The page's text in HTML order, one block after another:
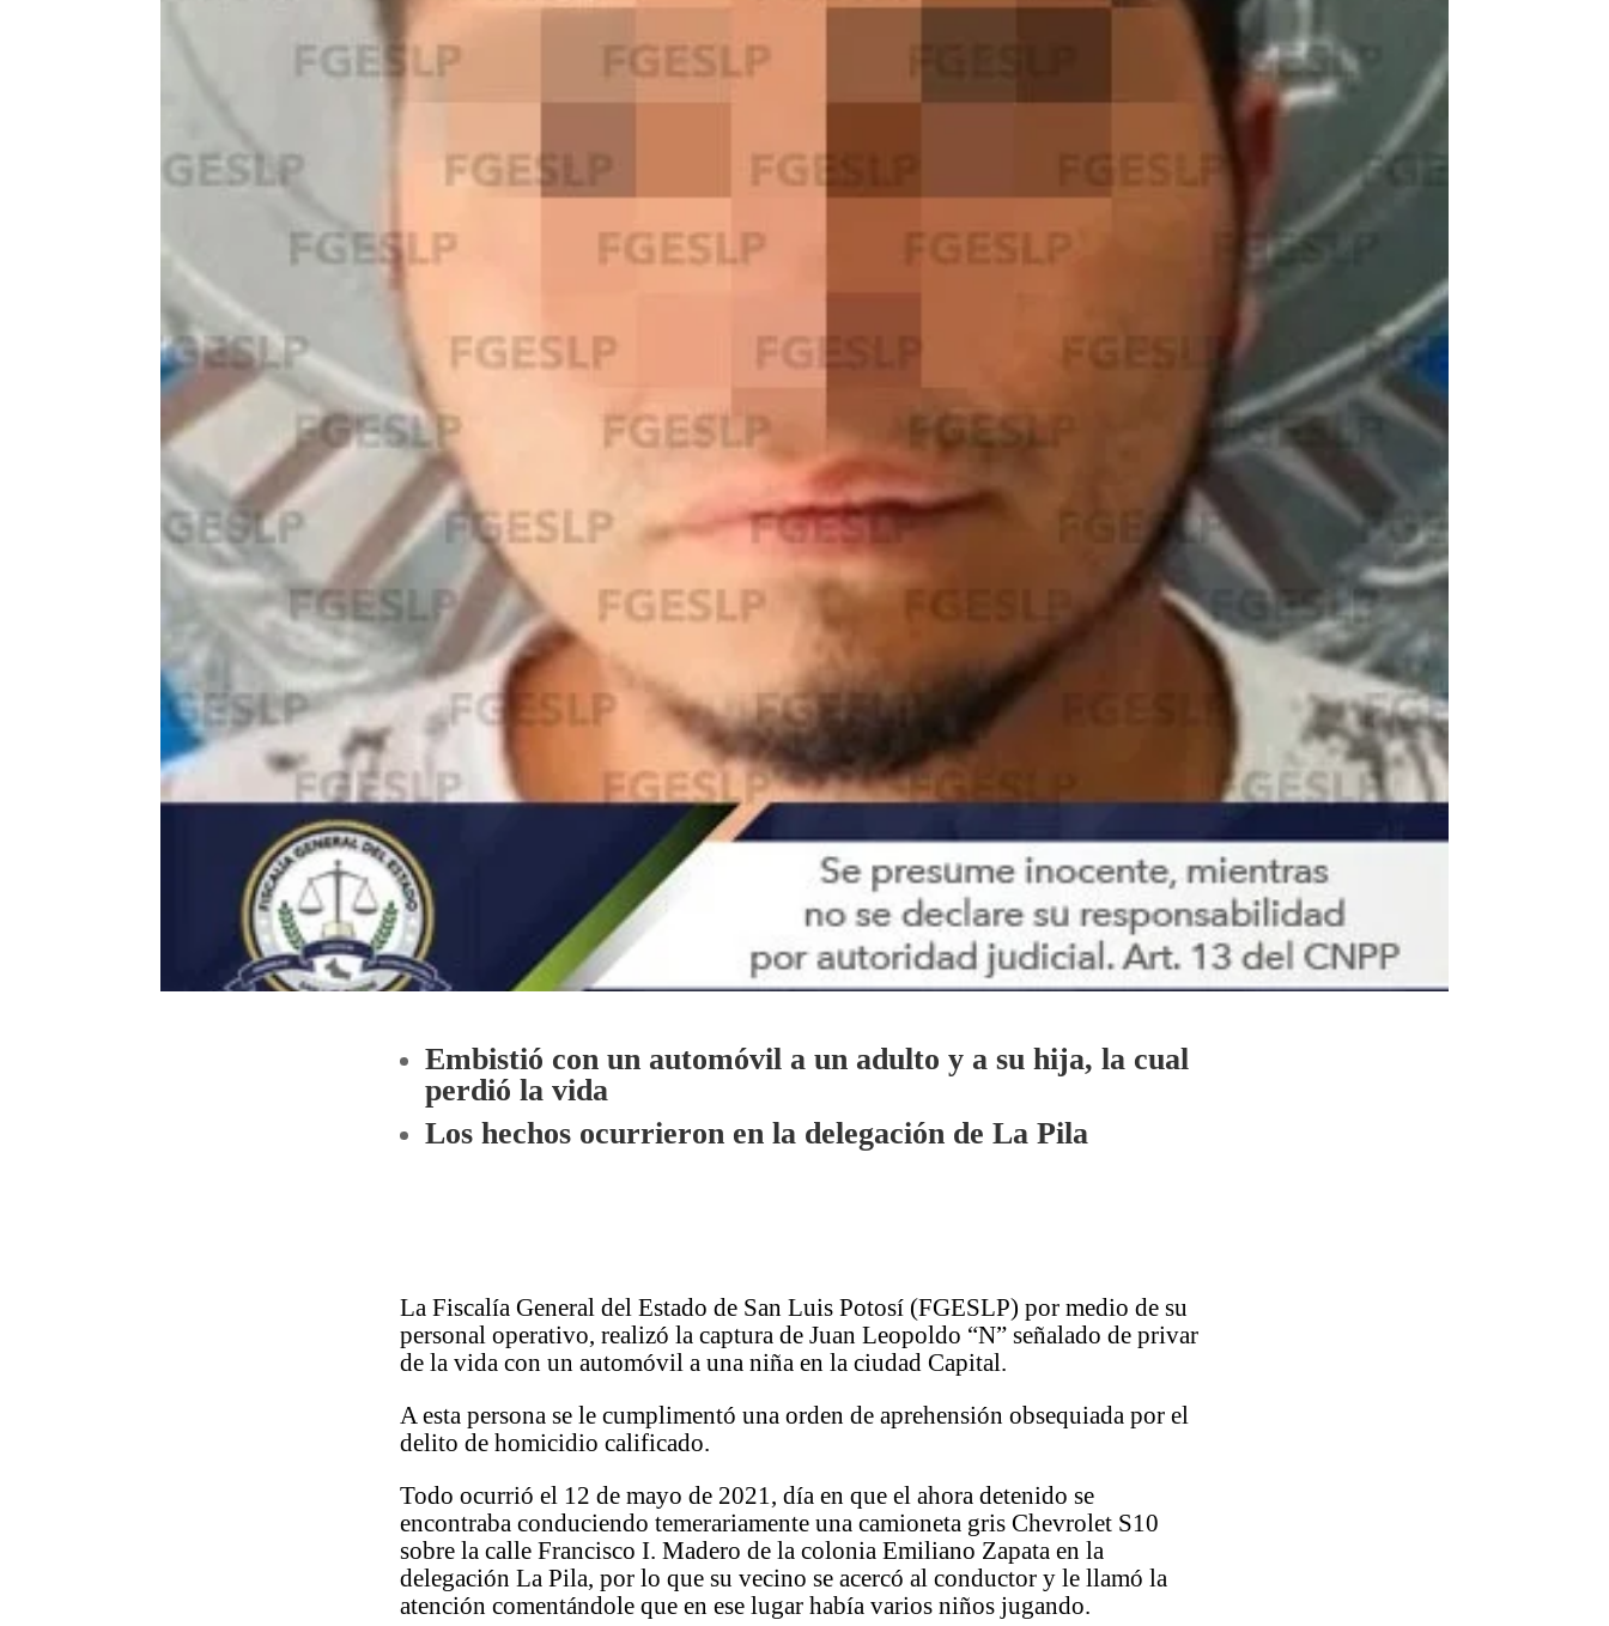
Embistió con un automóvil a un adulto y a su hija, la cual
perdió la vida
Los hechos ocurrieron en la delegación de La Pila
La Fiscalía General del Estado de San Luis Potosí (FGESLP) por medio de su
personal operativo, realizó la captura de Juan Leopoldo “N” señalado de privar
de la vida con un automóvil a una niña en la ciudad Capital.
A esta persona se le cumplimentó una orden de aprehensión obsequiada por el
delito de homicidio calificado.
Todo ocurrió el 12 de mayo de 2021, día en que el ahora detenido se
encontraba conduciendo temerariamente una camioneta gris Chevrolet S10
sobre la calle Francisco I. Madero de la colonia Emiliano Zapata en la
delegación La Pila, por lo que su vecino se acercó al conductor y le llamó la
atención comentándole que en ese lugar había varios niños jugando.